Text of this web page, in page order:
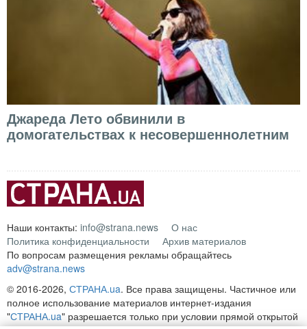
Джареда Лето обвинили в
домогательствах к несовершеннолетним
Наши контакты: info@strana.news
О нас
Политика конфиденциальности
Архив материалов
По вопросам размещения рекламы обращайтесь
adv@strana.news
© 2016-2026, СТРАНА.ua. Все права защищены. Частичное или
полное использование материалов интернет-издания
"СТРАНА.ua" разрешается только при условии прямой открытой